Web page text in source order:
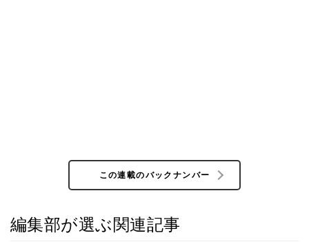
この連載のバックナンバー
編集部が選ぶ関連記事